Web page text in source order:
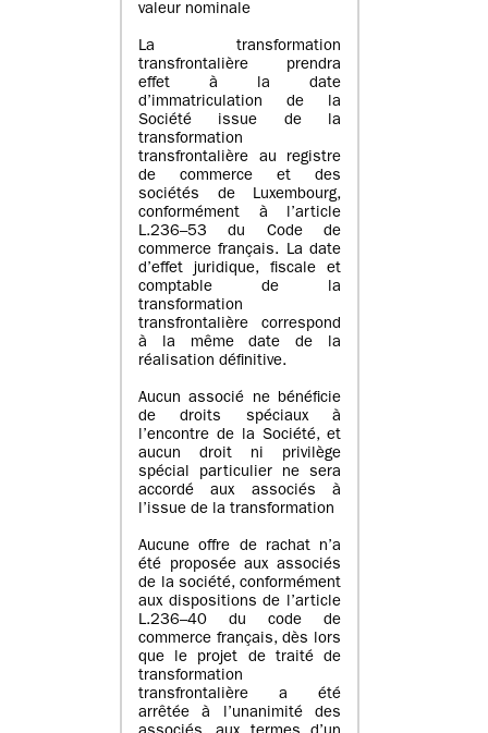
valeur nominale
La transformation
transfrontalière prendra
effet à la date
d’immatriculation de la
Société issue de la
transformation
transfrontalière au registre
de commerce et des
sociétés de Luxembourg,
conformément à l’article
L.236–53 du Code de
commerce français. La date
d’effet juridique, fiscale et
comptable de la
transformation
transfrontalière correspond
à la même date de la
réalisation définitive.
Aucun associé ne bénéficie
de droits spéciaux à
l’encontre de la Société, et
aucun droit ni privilège
spécial particulier ne sera
accordé aux associés à
l’issue de la transformation
Aucune offre de rachat n’a
été proposée aux associés
de la société, conformément
aux dispositions de l’article
L.236–40 du code de
commerce français, dès lors
que le projet de traité de
transformation
transfrontalière a été
arrêtée à l’unanimité des